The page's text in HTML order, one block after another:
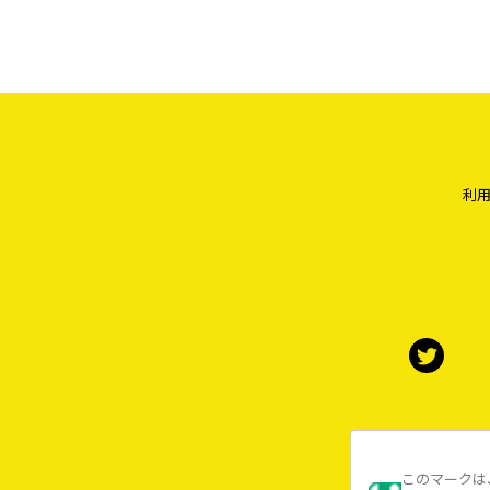
利
このマーク